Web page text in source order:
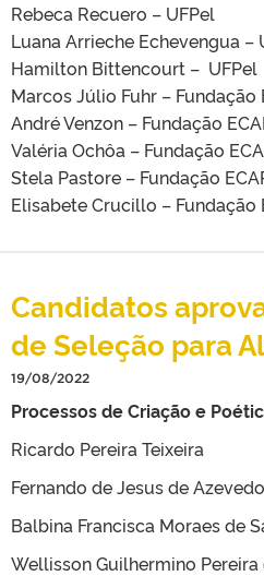
Rebeca Recuero – UFPel
Luana Arrieche Echevengua –
Hamilton Bittencourt – UFPel
Marcos Júlio Fuhr – Fundação
André Venzon – Fundação
Valéria Ochôa – Fundação
Stela Pastore – Fundação
Elisabete Crucillo – Fundação
Candidatos
de Seleção para
19/08/2022
Processos de Criação e
Ricardo Pereira Teixeira
Fernando de Jesus de
Balbina Francisca Moraes de
Wellisson Guilhermino Pereira